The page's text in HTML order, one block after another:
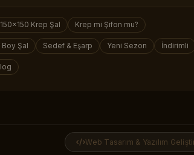
150×150 Krep Şal Krep mi Şifon mu?
Boy Şal Sedef & Eşarp Yeni Sezon İndirimli
Web Tasarım & Yazılım